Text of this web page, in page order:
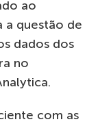
ao
a questão de
dados dos
no
com as